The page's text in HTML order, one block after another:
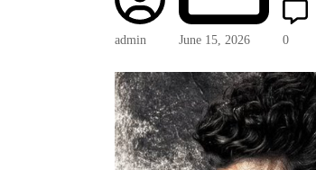
admin June 15, 2026 0